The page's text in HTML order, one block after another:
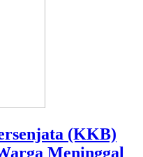
(KKB)
Meninggal